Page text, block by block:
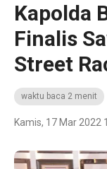
Kapolda
Finalis
Street
waktu baca 2 menit
Kamis, 17 Mar 2022